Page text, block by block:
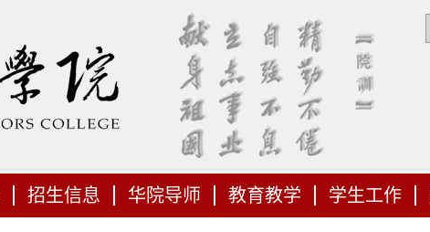
招生信息 华院导师 教育教学 学生工作